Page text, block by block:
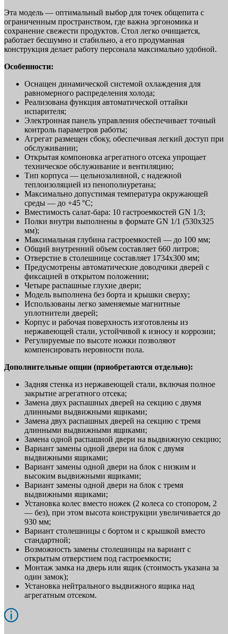
Эта модель — оптимальный выбор для точек общепита с
ограниченным пространством, где важна эргономика и
сохранение свежести продуктов. Стол легко очищается,
работает бесшумно и стабильно, а его продуманная
конструкция делает работу персонала максимально удобной.
Особенности:
Оснащен динамической системой охлаждения для
равномерного распределения холода;
Реализована функция автоматической оттайки
испарителя;
Электронная панель управления обеспечивает точный
контроль параметров работы;
Агрегат размещен сбоку, обеспечивая легкий доступ при
обслуживании;
Открытая компоновка агрегатного отсека упрощает
техническое обслуживание и вентиляцию;
Тип корпуса — цельнозаливной, с надежной
теплоизоляцией из пенополиуретана;
Максимально допустимая температура окружающей
среды — до +45 °C;
Вместимость салат-бара: 10 гастроемкостей GN 1/3;
Полки внутри выполнены в формате GN 1/1 (530х325
мм);
Максимальная глубина гастроемкостей — до 100 мм;
Общий внутренний объем составляет 660 литров;
Отверстие в столешнице составляет 1734х300 мм;
Предусмотрены автоматические доводчики дверей с
фиксацией в открытом положении;
Четыре распашные глухие двери;
Модель выполнена без борта и крышки сверху;
Использованы легко заменяемые магнитные
уплотнители дверей;
Корпус и рабочая поверхность изготовлены из
нержавеющей стали, устойчивой к износу и коррозии;
Регулируемые по высоте ножки позволяют
компенсировать неровности пола.
Дополнительные опции (приобретаются отдельно):
Задняя стенка из нержавеющей стали, включая полное
закрытие агрегатного отсека;
Замена двух распашных дверей на секцию с двумя
длинными выдвижными ящиками;
Замена двух распашных дверей на секцию с тремя
длинными выдвижными ящиками;
Замена одной распашной двери на выдвижную секцию;
Вариант замены одной двери на блок с двумя
выдвижными ящиками;
Вариант замены одной двери на блок с низким и
высоким выдвижными ящиками;
Вариант замены одной двери на блок с тремя
выдвижными ящиками;
Установка колес вместо ножек (2 колеса со стопором, 2
— без), при этом высота конструкции увеличивается до
930 мм;
Вариант столешницы с бортом и с крышкой вместо
стандартной;
Возможность замены столешницы на вариант с
открытым отверстием под гастроемкости;
Монтаж замка на дверь или ящик (стоимость указана за
один замок);
Установка нейтрального выдвижного ящика над
агрегатным отсеком.